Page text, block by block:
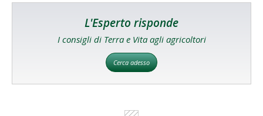
L'Esperto risponde
I consigli di Terra e Vita agli agricoltori
Cerca adesso